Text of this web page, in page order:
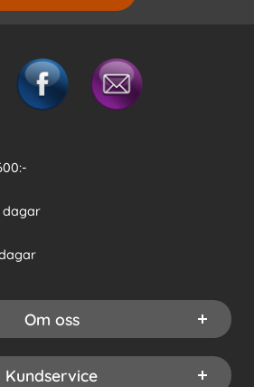
dagar
Om oss
Kundservice